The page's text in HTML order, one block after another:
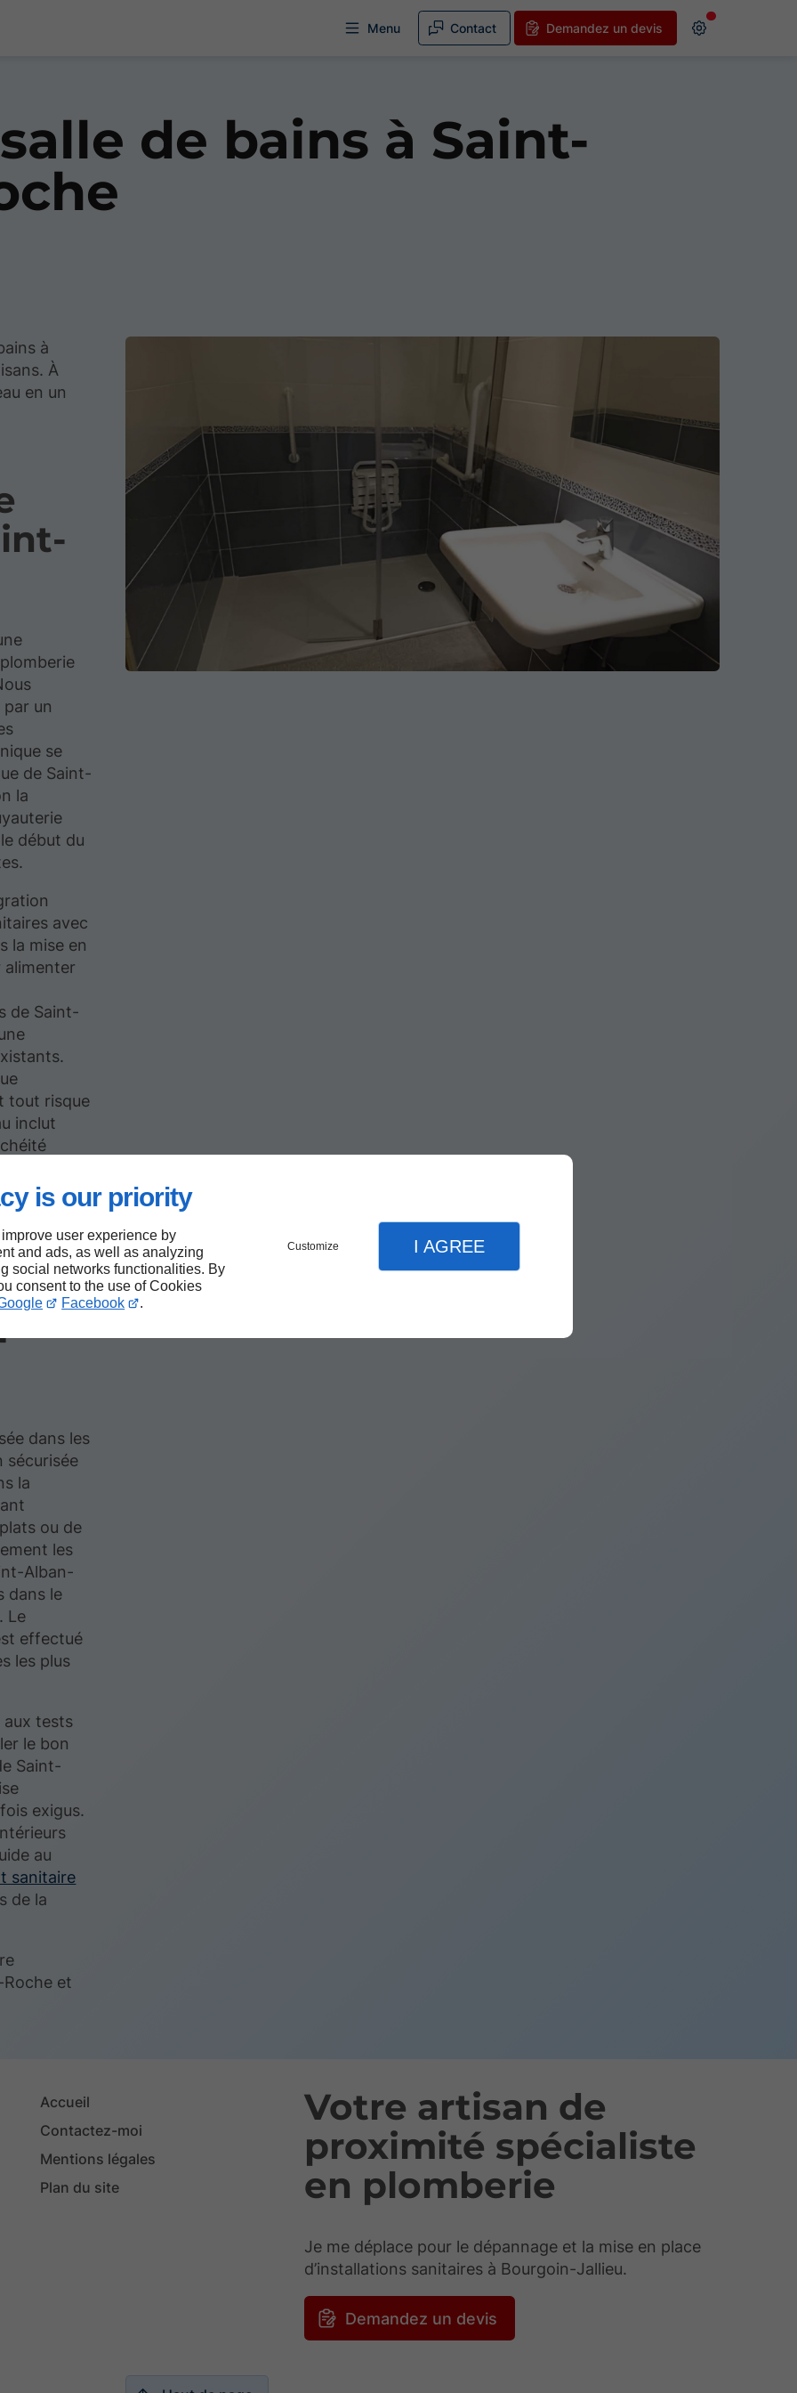
is our priority
user experience by
and ads, as well as analyzing
social networks functionalities. By
consent to the use of Cookies
Facebook .
Customize I AGREE
Menu Contact Demandez un devis
de bains à Saint-
à
À
en un
un
se
de Saint-
la
début du
avec
la mise en
alimenter
de Saint-
tout risque
inclut
dans les
sécurisée
la
ou de
les
Alban-
dans le
Le
effectué
les plus
aux tests
le bon
Saint-
exigus.
au
sanitaire
de la
et
Accueil
Contactez-moi
Mentions légales
Plan du site
Votre artisan de
proximité spécialiste
en plomberie
Je me déplace pour le dépannage et la mise en place
d’installations sanitaires à Bourgoin-Jallieu.
Demandez un devis